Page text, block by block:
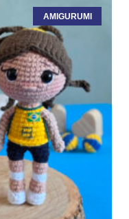
AMIGURUMI